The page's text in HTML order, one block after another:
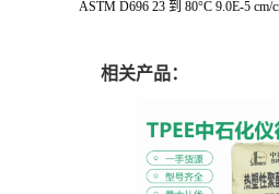
ASTM D696 23 到 80°C 9.0E-5 cm/
相关产品：